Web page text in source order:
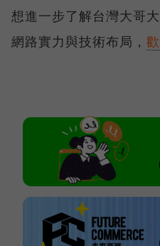
想進一步了解台灣大哥
網路實力與技術布局，